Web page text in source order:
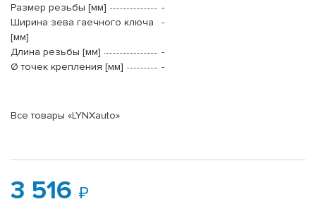
Размер резьбы [мм]
-
Ширина зева гаечного ключа
[мм]
-
Длина резьбы [мм]
-
Ø точек крепления [мм]
-
Все товары «LYNXauto»
3 516